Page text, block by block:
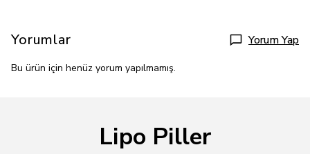
Yorumlar Yorum Yap
Bu ürün için henüz yorum yapılmamış.
Lipo Piller